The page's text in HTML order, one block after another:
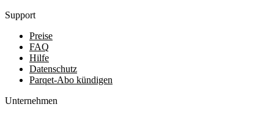
Support
Preise
FAQ
Hilfe
Datenschutz
Parqet-Abo kündigen
Unternehmen